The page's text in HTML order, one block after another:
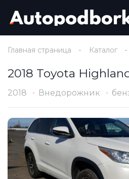
Главная страница Каталог
2018 Toyota
2018 Внедорожник